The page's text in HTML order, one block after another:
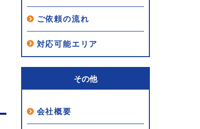
ご依頼の流れ
対応可能エリア
その他
会社概要